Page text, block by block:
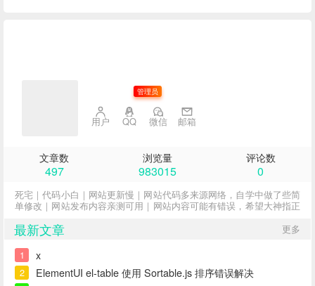
管理员
用户 QQ 微信 邮箱
文章数
497
浏览量
983015
评论数
0
死宅｜代码小白｜网站更新慢｜网站代码多来源网络，自学中做了些简
单修改｜网站发布内容亲测可用｜网站内容可能有错误，希望大神指正
更多
最新文章
1 x
2 ElementUI el-table 使用 Sortable.js 排序错误解决